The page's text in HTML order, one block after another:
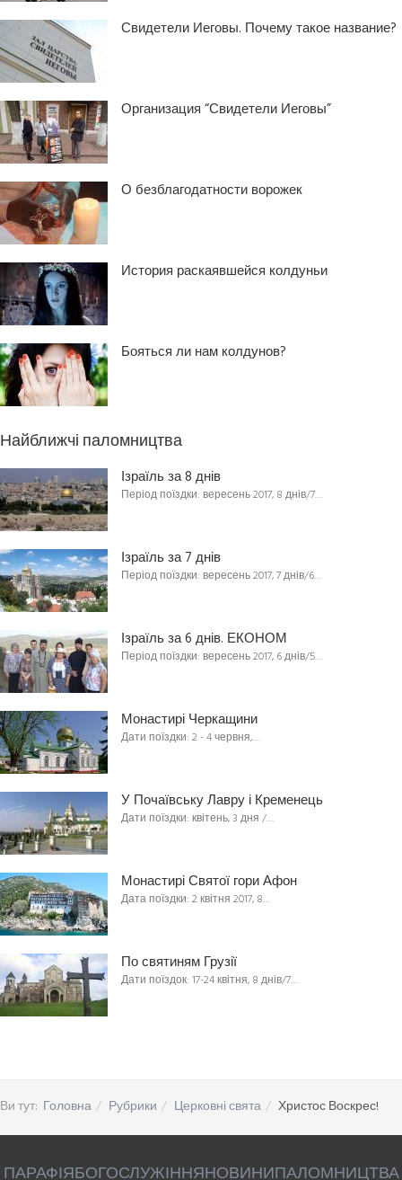
Свидетели Иеговы. Почему такое название?
Организация “Свидетели Иеговы”
О безблагодатности ворожек
История раскаявшейся колдуньи
Бояться ли нам колдунов?
Найближчі паломництва
Ізраїль за 8 днів
Період поїздки: вересень 2017, 8 днів/7…
Ізраїль за 7 днів
Період поїздки: вересень 2017, 7 днів/6…
Ізраїль за 6 днів. ЕКОНОМ
Період поїздки: вересень 2017, 6 днів/5…
Монастирі Черкащини
Дати поїздки: 2 - 4 червня,…
У Почаївську Лавру і Кременець
Дати поїздки: квітень, 3 дня /…
Монастирі Святої гори Афон
Дата поїздки: 2 квітня 2017, 8…
По святиням Грузії
Дати поїздок: 17-24 квітня, 8 днів/7…
Ви тут: Головна Рубрики Церковні свята Христос Воскрес!
ПАРАФІЯБОГОСЛУЖІННЯНОВИНИПАЛОМНИЦТВА